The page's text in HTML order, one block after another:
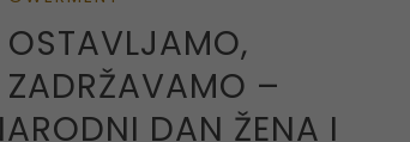
OSTAVLJAMO,
ZADRŽAVAMO –
DAN ŽENA I